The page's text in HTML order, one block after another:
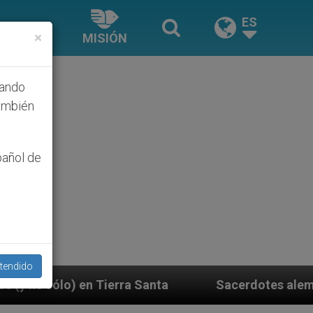
MISIÓN
ES
Sacerdotes alemanes fieles al Papa
×
de